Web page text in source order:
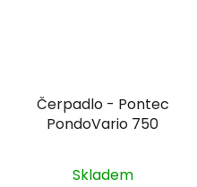
Čerpadlo - Pontec
PondoVario 750
Skladem